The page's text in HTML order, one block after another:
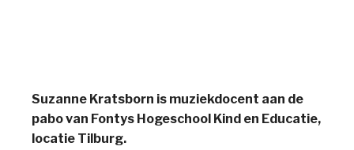
Suzanne Kratsborn is muziekdocent aan de
pabo van Fontys Hogeschool Kind en Educatie,
locatie Tilburg.